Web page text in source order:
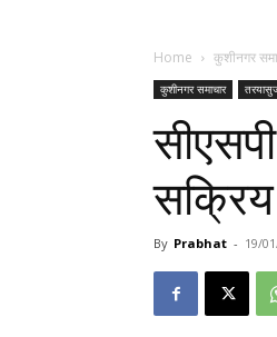
Home कुशीनगर
कुशीनगर समाचार
सक्रिय
By Prabhat - 19/